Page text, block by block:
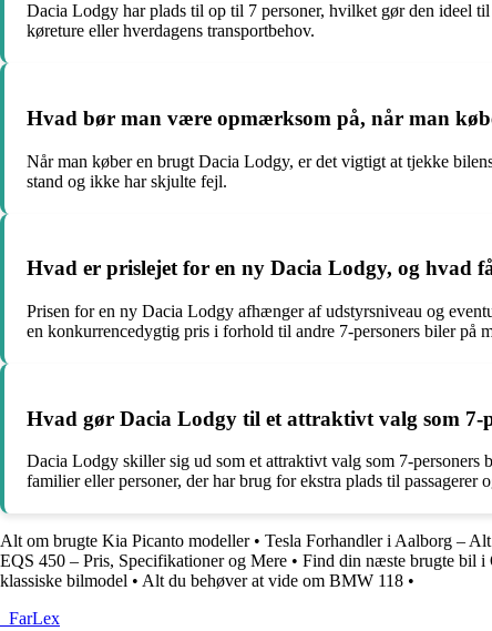
Dacia Lodgy har plads til op til 7 personer, hvilket gør den ideel
køreture eller hverdagens transportbehov.
Hvad bør man være opmærksom på, når man
Når man køber en brugt Dacia Lodgy, er det vigtigt at tjekke
stand og ikke har skjulte fejl.
Hvad er prislejet for en ny Dacia Lodgy, og hvad
Prisen for en ny Dacia Lodgy afhænger af udstyrsniveau og
en konkurrencedygtig pris i forhold til andre 7-personers biler på
Hvad gør Dacia Lodgy til et attraktivt valg som 7-
Dacia Lodgy skiller sig ud som et attraktivt valg som 7-
familier eller personer, der har brug for ekstra plads til passagerer
Alt om brugte Kia Picanto modeller• Tesla Forhandler i Aalborg –
EQS 450 – Pris, Specifikationer og Mere • Find din næste brugte bil i
klassiske bilmodel • Alt du behøver at vide om BMW 118 •
FarLex